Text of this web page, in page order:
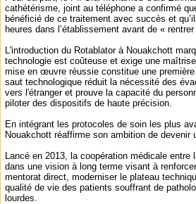
cathétérisme, joint au téléphone a confirmé
bénéficié de ce traitement avec succès et
heures dans l’établissement avant de «
L'introduction du Rotablator à Nouakchott
technologie est coûteuse et exige une
mise en œuvre réussie constitue une première
saut technologique réduit la nécessité des
vers l'étranger et prouve la capacité du
piloter des dispositifs de haute précision.
En intégrant les protocoles de soin les plus
Nouakchott réaffirme son ambition de devenir
Lancé en 2013, la coopération médicale entre
dans une vision à long terme visant à
mentorat direct, moderniser le plateau
qualité de vie des patients souffrant de
lourdes.